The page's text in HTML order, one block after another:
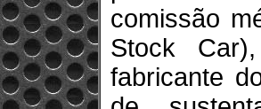
comissão
Stock
fabricante